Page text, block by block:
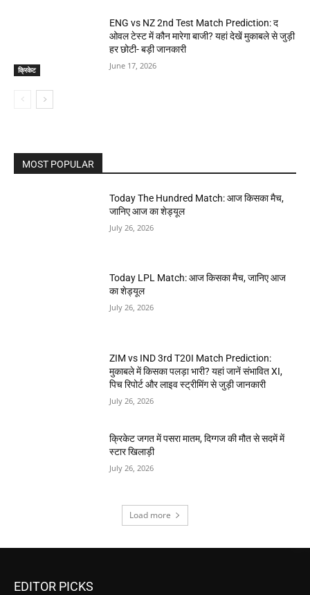
क्रिकेट
ENG vs NZ 2nd Test Match Prediction: द
ओवल टेस्ट में कौन मारेगा बाजी? यहां देखें मुकाबले से जुड़ी
हर छोटी- बड़ी जानकारी
June 17, 2026
MOST POPULAR
Today The Hundred Match: आज किसका मैच,
जानिए आज का शेड्यूल
July 26, 2026
Today LPL Match: आज किसका मैच, जानिए आज
का शेड्यूल
July 26, 2026
ZIM vs IND 3rd T20I Match Prediction:
मुकाबले में किसका पलड़ा भारी? यहां जानें संभावित XI,
पिच रिपोर्ट और लाइव स्ट्रीमिंग से जुड़ी जानकारी
July 26, 2026
क्रिकेट जगत में पसरा मातम, दिग्गज की मौत से सदमें में
स्टार खिलाड़ी
July 26, 2026
Load more
EDITOR PICKS